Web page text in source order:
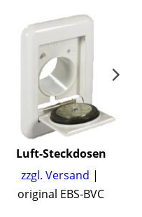
Luft-Steckdosen
zzgl. Versand
original EBS-BVC